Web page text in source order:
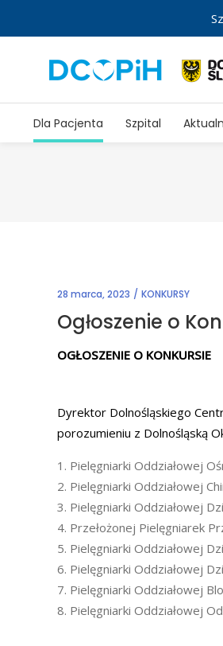
Dla Pacjenta Szpital
28 marca, 2023 KONKURSY
Ogłoszenie o
OGŁOSZENIE O KONKURSIE
Dyrektor Dolnośląskiego
porozumieniu z Dolnośląską
Pielęgniarki Oddziałowej
Pielęgniarki Oddziałowej
Pielęgniarki Oddziałowej
Przełożonej Pielęgniarek
Pielęgniarki Oddziałowej
Pielęgniarki Oddziałowej
Pielęgniarki Oddziałowej
Pielęgniarki Oddziałowej